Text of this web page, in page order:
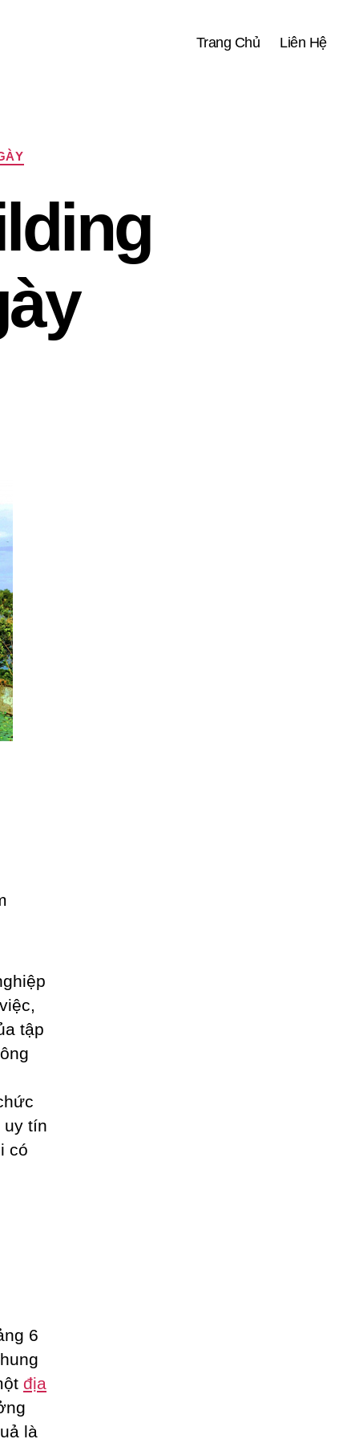
Trang Chủ Liên Hệ
tập
uy tín
có
6
địa
là